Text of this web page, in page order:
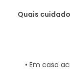
Quais
• Em caso